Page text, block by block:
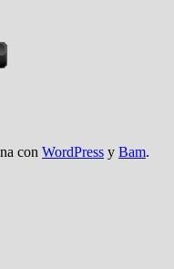
con WordPress y Bam.